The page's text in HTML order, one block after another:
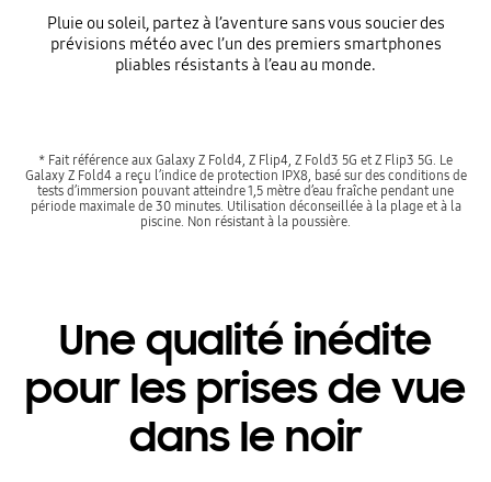
Pluie ou soleil, partez à l’aventure sans vous soucier des
prévisions météo avec l’un des premiers smartphones
pliables résistants à l’eau au monde.
* Fait référence aux Galaxy Z Fold4, Z Flip4, Z Fold3 5G et Z Flip3 5G. Le
Galaxy Z Fold4 a reçu l’indice de protection IPX8, basé sur des conditions de
tests d’immersion pouvant atteindre 1,5 mètre d’eau fraîche pendant une
période maximale de 30 minutes. Utilisation déconseillée à la plage et à la
piscine. Non résistant à la poussière.
Une qualité inédite
pour les prises de vue
dans le noir